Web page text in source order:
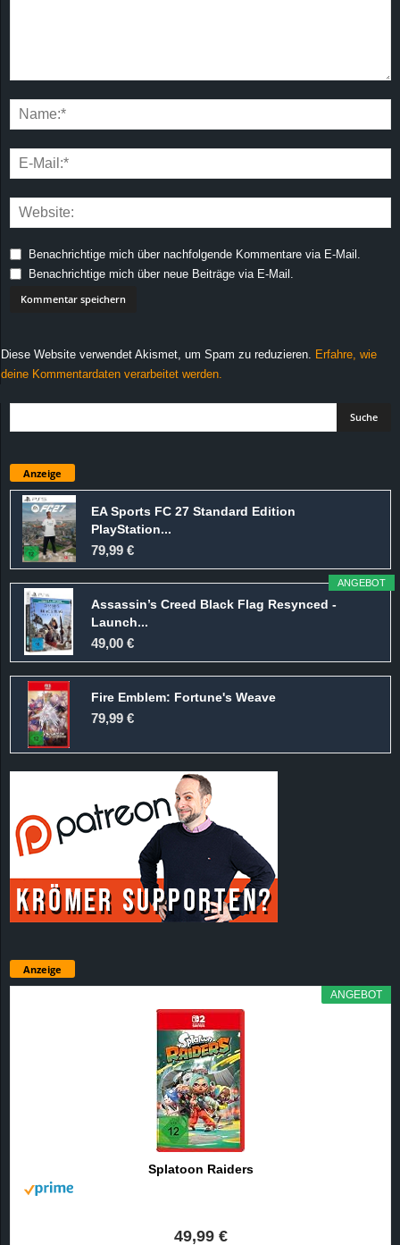
Benachrichtige mich über nachfolgende Kommentare via E-Mail.
Benachrichtige mich über neue Beiträge via E-Mail.
Diese Website verwendet Akismet, um Spam zu reduzieren. Erfahre, wie
deine Kommentardaten verarbeitet werden.
Anzeige
EA Sports FC 27 Standard Edition
PlayStation...
79,99 €
ANGEBOT
Assassin’s Creed Black Flag Resynced -
Launch...
49,00 €
Fire Emblem: Fortune's Weave
79,99 €
Anzeige
ANGEBOT
Splatoon Raiders
49,99 €